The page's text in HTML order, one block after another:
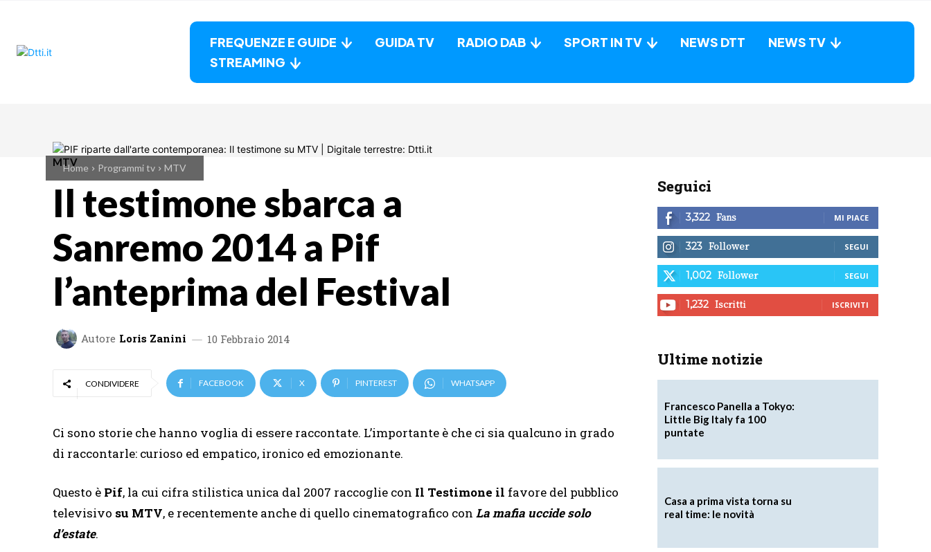
FREQUENZE E GUIDE GUIDA TV RADIO DAB SPORT IN TV NEWS DTT
NEWS TV
STREAMING
Home Programmi tv MTV
MTV
Il testimone sbarca a
Sanremo 2014 a Pif
l’anteprima del Festival
Autore Loris Zanini 10 Febbraio 2014
CONDIVIDERE FACEBOOK X PINTEREST WHATSAPP
Ci sono storie che hanno voglia di essere raccontate. L’importante è che ci sia qualcuno in grado
di raccontarle: curioso ed empatico, ironico ed emozionante.
Questo è Pif, la cui cifra stilistica unica dal 2007 raccoglie con Il Testimone il favore del pubblico
televisivo su MTV, e recentemente anche di quello cinematografico con La mafia uccide solo
d’estate.
Seguici
3,322 Fans MI PIACE
323 Follower SEGUI
1,002 Follower SEGUI
1,232 Iscritti ISCRIVITI
Ultime notizie
Francesco Panella a Tokyo:
Little Big Italy fa 100
puntate
Casa a prima vista torna su
real time: le novità